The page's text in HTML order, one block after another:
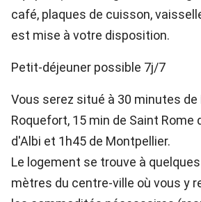
café, plaques de cuisson,
est mise à votre disposition.
Petit-déjeuner possible 7j/7
Vous serez situé à 30 minutes de
Roquefort, 15 min de Saint Rome
d'Albi et 1h45 de Montpellier.
Le logement se trouve à
mètres du centre-ville où vous y